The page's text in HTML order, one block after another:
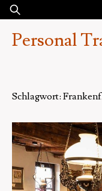
Skip
content
Suchen
Personal
Schlagwort: